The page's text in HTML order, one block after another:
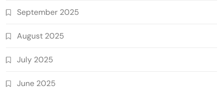
September 2025
August 2025
July 2025
June 2025